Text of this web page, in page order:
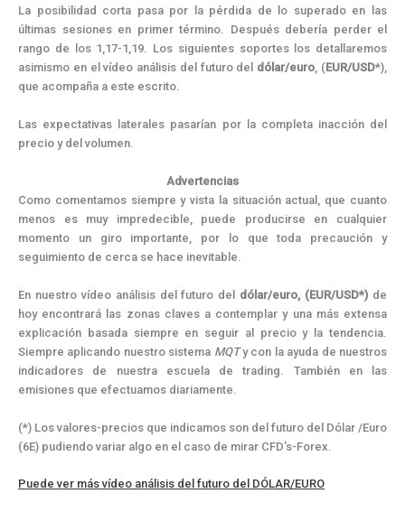
La posibilidad corta pasa por la pérdida de lo superado en las
últimas sesiones en primer término. Después debería perder el
rango de los 1,17-1,19. Los siguientes soportes los detallaremos
asimismo en el vídeo análisis del futuro del dólar/euro, (EUR/USD*),
que acompaña a este escrito.
Las expectativas laterales pasarían por la completa inacción del
precio y del volumen.
Advertencias
Como comentamos siempre y vista la situación actual, que cuanto
menos es muy impredecible, puede producirse en cualquier
momento un giro importante, por lo que toda precaución y
seguimiento de cerca se hace inevitable.
En nuestro vídeo análisis del futuro del dólar/euro, (EUR/USD*) de
hoy encontrará las zonas claves a contemplar y una más extensa
explicación basada siempre en seguir al precio y la tendencia.
Siempre aplicando nuestro sistema MQTy con la ayuda de nuestros
indicadores de nuestra escuela de trading. También en las
emisiones que efectuamos diariamente.
(*) Los valores-precios que indicamos son del futuro del Dólar /Euro
(6E) pudiendo variar algo en el caso de mirar CFD’s-Forex.
Puede ver más vídeo análisis del futuro del DÓLAR/EURO